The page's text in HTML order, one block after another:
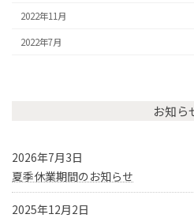
2022年11月
2022年7月
お知ら
2026年7月3日
夏季休業期間のお知らせ
2025年12月2日